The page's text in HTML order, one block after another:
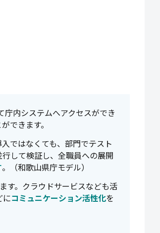
庁内システムへアクセスができ
できます。
ではなくても、部門でテスト
して検証し、全職員への展開
。（和歌山県庁モデル）
す。クラウドサービスなども活
にコミュニケーション活性化を